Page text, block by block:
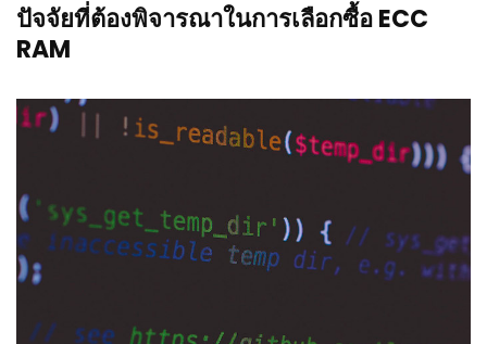
ปัจจัยที่ต้องพิจารณาในการเลือกซื้อ ECC
RAM